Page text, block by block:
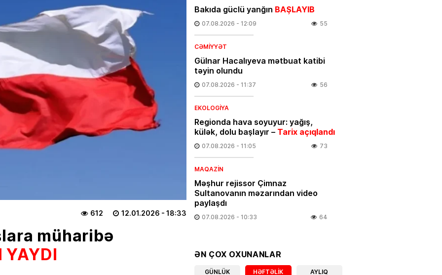
12.01.2026 - 18:33
612
müharibə
YAYDI
Bakıda güclü yanğın BAŞLAYIB
07.08.2026 - 12:09 55
CƏMIYYƏT
Gülnar Hacalıyeva mətbuat katibi
təyin olundu
07.08.2026 - 11:37 56
EKOLOGIYA
Regionda hava soyuyur: yağış,
külək, dolu başlayır – Tarix açıqlandı
07.08.2026 - 11:05 73
MAQAZIN
Məşhur rejissor Çimnaz
Sultanovanın məzarından video
paylaşdı
07.08.2026 - 10:33 64
Bakıda yaşayanların DİQQƏTİNƏ!
avqust 2026-cı il saat 00:00-dan
ƏN ÇOX OXUNANLAR
GÜNLÜK HƏFTƏLIK AYLIQ